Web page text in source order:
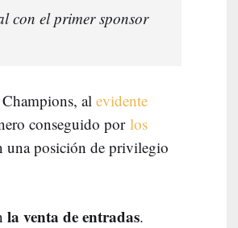
con el primer sponsor
al evidente
conseguido por los
una posición de privilegio
la venta de entradas.